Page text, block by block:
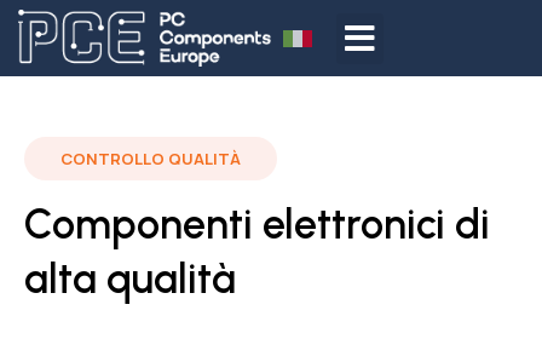
CONTROLLO QUALITÀ
Componenti elettronici di
alta qualità